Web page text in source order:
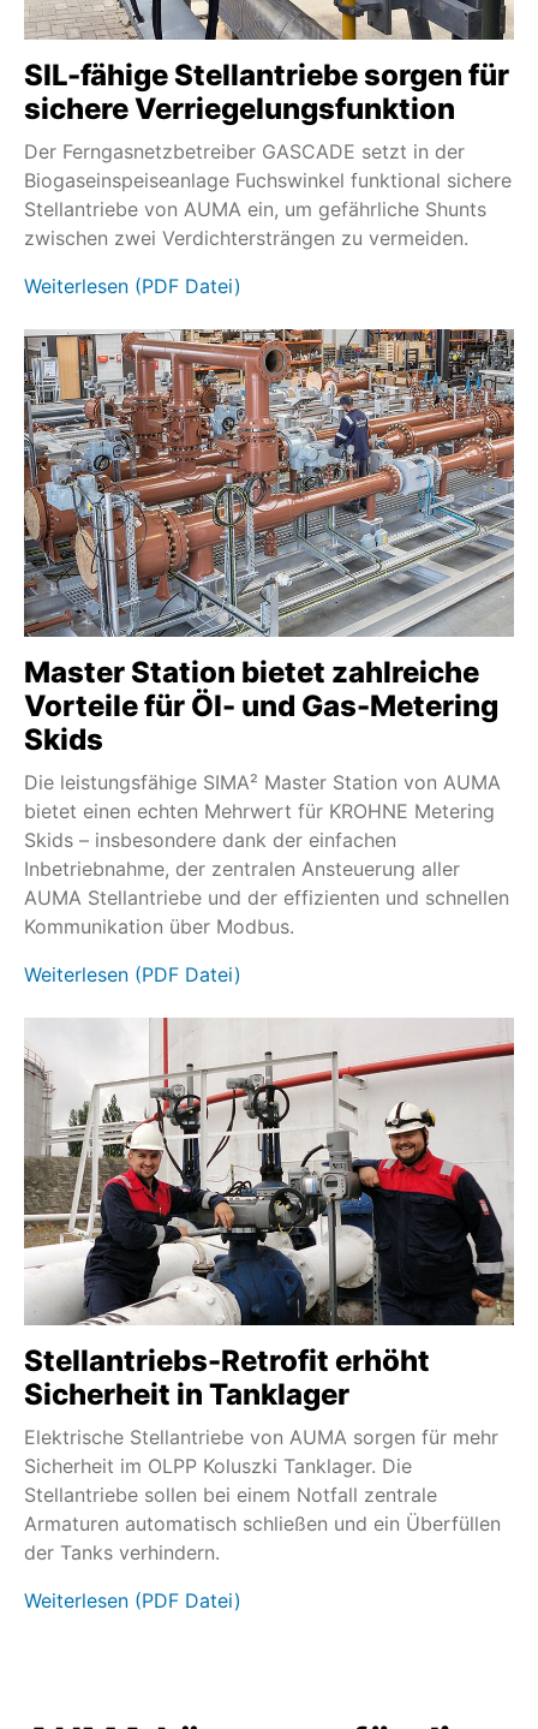
SIL-fähige Stellantriebe sorgen für
sichere Verriegelungsfunktion
Der Ferngasnetzbetreiber GASCADE setzt in der
Biogaseinspeiseanlage Fuchswinkel funktional sichere
Stellantriebe von AUMA ein, um gefährliche Shunts
zwischen zwei Verdichtersträngen zu vermeiden.
Weiterlesen (PDF Datei)
Master Station bietet zahlreiche
Vorteile für Öl- und Gas-Metering
Skids
Die leistungsfähige SIMA² Master Station von AUMA
bietet einen echten Mehrwert für KROHNE Metering
Skids – insbesondere dank der einfachen
Inbetriebnahme, der zentralen Ansteuerung aller
AUMA Stellantriebe und der effizienten und schnellen
Kommunikation über Modbus.
Weiterlesen (PDF Datei)
Stellantriebs-Retrofit erhöht
Sicherheit in Tanklager
Elektrische Stellantriebe von AUMA sorgen für mehr
Sicherheit im OLPP Koluszki Tanklager. Die
Stellantriebe sollen bei einem Notfall zentrale
Armaturen automatisch schließen und ein Überfüllen
der Tanks verhindern.
Weiterlesen (PDF Datei)